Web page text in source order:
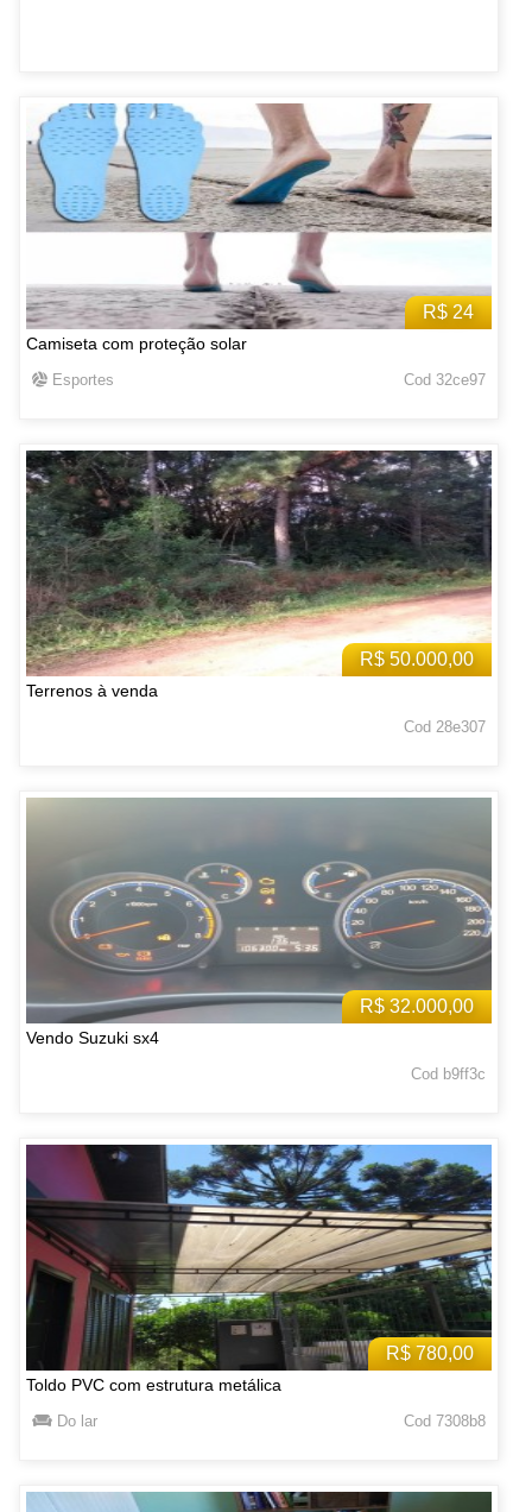
R$ 24
Camiseta com proteção solar
Esportes Cod 32ce97
R$ 50.000,00
Terrenos à venda
Cod 28e307
R$ 32.000,00
Vendo Suzuki sx4
Cod b9ff3c
R$ 780,00
Toldo PVC com estrutura metálica
Do lar Cod 7308b8